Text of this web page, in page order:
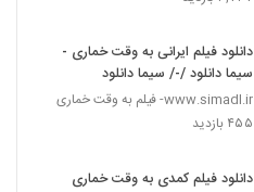
دانلود فیلم ایرانی به وقت خماری -
سیما دانلود /-/ سیما دانلود
www.simadl.ir- فیلم به وقت خماری
۴۵۵ بازدید
دانلود فیلم کمدی به وقت خماری